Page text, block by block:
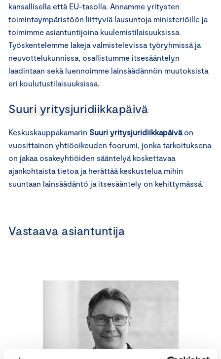
kansallisella että EU-tasolla. Annamme yritysten
toimintaympäristöön liittyviä lausuntoja ministeriöille ja
toimimme asiantuntijoina kuulemistilaisuuksissa.
Työskentelemme lakeja valmistelevissa työryhmissä ja
neuvottelukunnissa, osallistumme itsesääntelyn
laadintaan sekä luennoimme lainsäädännön muutoksista
eri koulutustilaisuuksissa.
Suuri yritysjuridiikkapäivä
Keskuskauppakamarin Suuri yritysjuridiikkapäiväon
vuosittainen yhtiöoikeuden foorumi, jonka tarkoituksena
on jakaa osakeyhtiöiden sääntelyä koskettavaa
ajankohtaista tietoa ja herättää keskustelua mihin
suuntaan lainsäädäntö ja itsesääntely on kehittymässä.
Vastaava asiantuntija